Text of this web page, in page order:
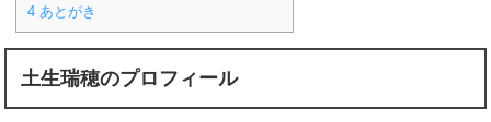
4 あとがき
土生瑞穂のプロフィール